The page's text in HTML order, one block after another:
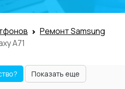
Ремонт Samsung
A71
Показать еще